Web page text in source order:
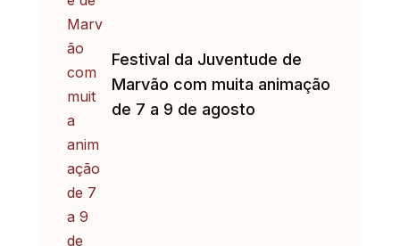
Festival da Juventude de
Marvão com muita animação
de 7 a 9 de agosto